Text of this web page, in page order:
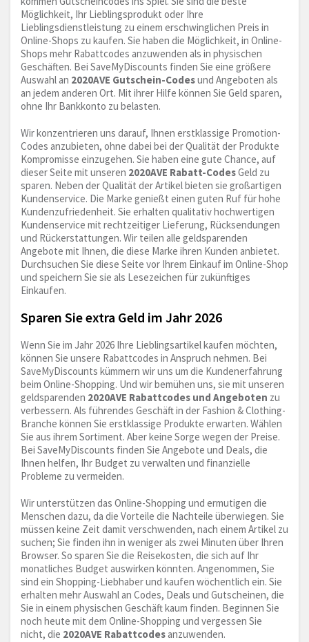
Möglichkeit, Ihr Lieblingsprodukt oder Ihre
Lieblingsdienstleistung zu einem erschwinglichen Preis in
Online-Shops zu kaufen. Sie haben die Möglichkeit, in Online-
Shops mehr Rabattcodes anzuwenden als in physischen
Geschäften. Bei SaveMyDiscounts finden Sie eine größere
Auswahl an 2020AVE Gutschein-Codesund Angeboten als
an jedem anderen Ort. Mit ihrer Hilfe können Sie Geld sparen,
ohne Ihr Bankkonto zu belasten.
Wir konzentrieren uns darauf, Ihnen erstklassige Promotion-
Codes anzubieten, ohne dabei bei der Qualität der Produkte
Kompromisse einzugehen. Sie haben eine gute Chance, auf
dieser Seite mit unseren 2020AVE Rabatt-CodesGeld zu
sparen. Neben der Qualität der Artikel bieten sie großartigen
Kundenservice. Die Marke genießt einen guten Ruf für hohe
Kundenzufriedenheit. Sie erhalten qualitativ hochwertigen
Kundenservice mit rechtzeitiger Lieferung, Rücksendungen
und Rückerstattungen. Wir teilen alle geldsparenden
Angebote mit Ihnen, die diese Marke ihren Kunden anbietet.
Durchsuchen Sie diese Seite vor Ihrem Einkauf im Online-Shop
und speichern Sie sie als Lesezeichen für zukünftiges
Einkaufen.
Sparen Sie extra Geld im Jahr 2026
Wenn Sie im Jahr 2026 Ihre Lieblingsartikel kaufen möchten,
können Sie unsere Rabattcodes in Anspruch nehmen. Bei
SaveMyDiscounts kümmern wir uns um die Kundenerfahrung
beim Online-Shopping. Und wir bemühen uns, sie mit unseren
geldsparenden 2020AVE Rabattcodes und Angeboten zu
verbessern. Als führendes Geschäft in der Fashion & Clothing-
Branche können Sie erstklassige Produkte erwarten. Wählen
Sie aus ihrem Sortiment. Aber keine Sorge wegen der Preise.
Bei SaveMyDiscounts finden Sie Angebote und Deals, die
Ihnen helfen, Ihr Budget zu verwalten und finanzielle
Probleme zu vermeiden.
Wir unterstützen das Online-Shopping und ermutigen die
Menschen dazu, da die Vorteile die Nachteile überwiegen. Sie
müssen keine Zeit damit verschwenden, nach einem Artikel zu
suchen; Sie finden ihn in weniger als zwei Minuten über Ihren
Browser. So sparen Sie die Reisekosten, die sich auf Ihr
monatliches Budget auswirken könnten. Angenommen, Sie
sind ein Shopping-Liebhaber und kaufen wöchentlich ein. Sie
erhalten mehr Auswahl an Codes, Deals und Gutscheinen, die
Sie in einem physischen Geschäft kaum finden. Beginnen Sie
noch heute mit dem Online-Shopping und vergessen Sie
nicht, die 2020AVE Rabattcodes anzuwenden.